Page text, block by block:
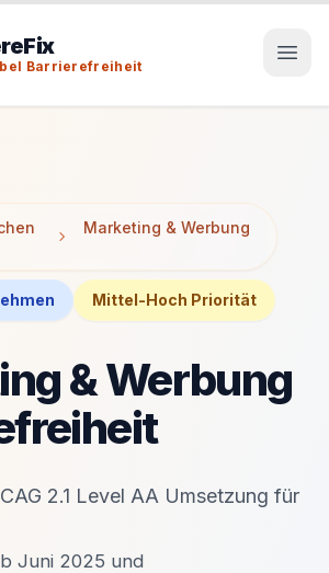
Barrierefreiheit
Marketing & Werbung
Mittel-Hoch Priorität
& Werbung
2.1 Level AA Umsetzung für
Juni 2025 und